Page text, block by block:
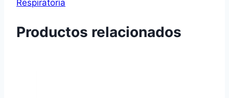
Respiratoria
Productos relacionados